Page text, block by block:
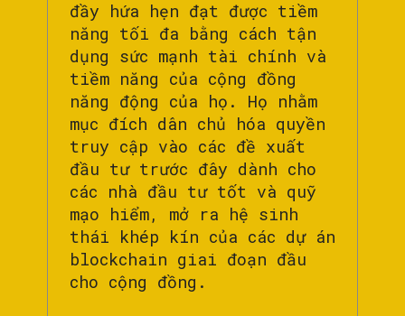
đầy hứa hẹn đạt được tiềm
năng tối đa bằng cách tận
dụng sức mạnh tài chính và
tiềm năng của cộng đồng
năng động của họ. Họ nhằm
mục đích dân chủ hóa quyền
truy cập vào các đề xuất
đầu tư trước đây dành cho
các nhà đầu tư tốt và quỹ
mạo hiểm, mở ra hệ sinh
thái khép kín của các dự án
blockchain giai đoạn đầu
cho cộng đồng.